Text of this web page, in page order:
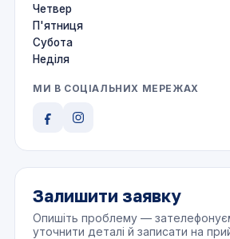
Четвер
П'ятниця
Субота
Неділя
МИ В СОЦІАЛЬНИХ МЕРЕЖАХ
Залишити заявку
Опишіть проблему —
уточнити деталі й записати на